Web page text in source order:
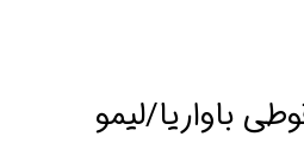
باواریا/لیمو